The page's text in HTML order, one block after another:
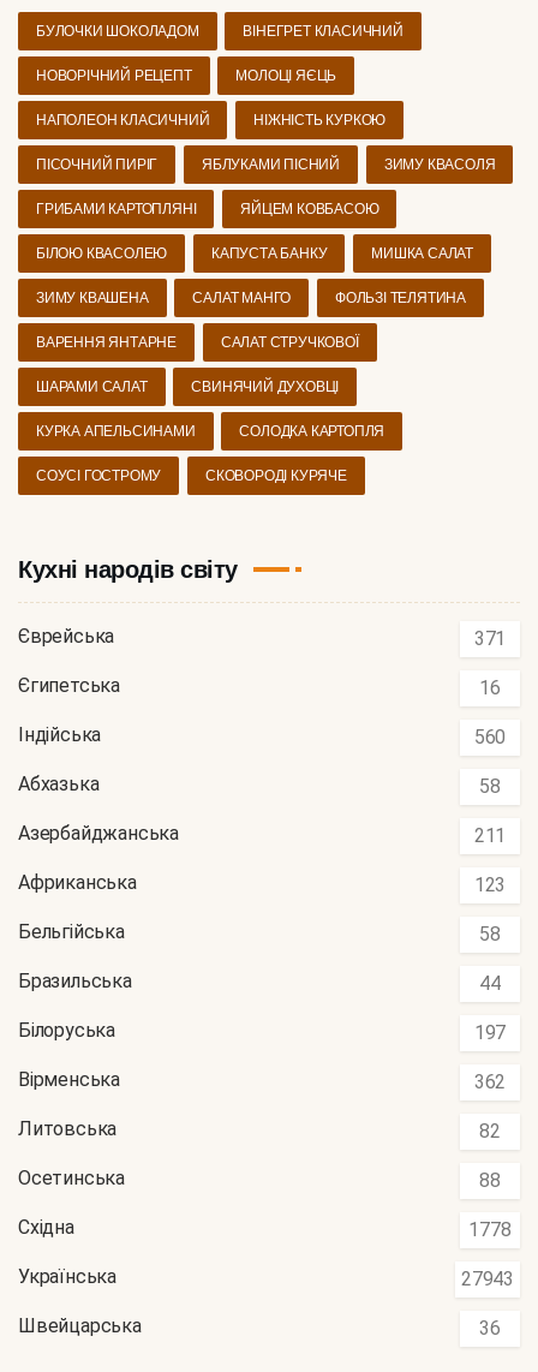
БУЛОЧКИ ШОКОЛАДОМ ВІНЕГРЕТ КЛАСИЧНИЙ
НОВОРІЧНИЙ РЕЦЕПТ МОЛОЦІ ЯЄЦЬ
НАПОЛЕОН КЛАСИЧНИЙ НІЖНІСТЬ КУРКОЮ
ПІСОЧНИЙ ПИРІГ ЯБЛУКАМИ ПІСНИЙ ЗИМУ КВАСОЛЯ
ГРИБАМИ КАРТОПЛЯНІ ЯЙЦЕМ КОВБАСОЮ
БІЛОЮ КВАСОЛЕЮ КАПУСТА БАНКУ МИШКА САЛАТ
ЗИМУ КВАШЕНА САЛАТ МАНГО ФОЛЬЗІ ТЕЛЯТИНА
ВАРЕННЯ ЯНТАРНЕ САЛАТ СТРУЧКОВОЇ
ШАРАМИ САЛАТ СВИНЯЧИЙ ДУХОВЦІ
КУРКА АПЕЛЬСИНАМИ СОЛОДКА КАРТОПЛЯ
СОУСІ ГОСТРОМУ СКОВОРОДІ КУРЯЧЕ
Кухні народів світу
Єврейська 371
Єгипетська 16
Індійська 560
Абхазька 58
Азербайджанська 211
Африканська 123
Бельгійська 58
Бразильська 44
Білоруська 197
Вірменська 362
Литовська 82
Осетинська 88
Східна 1778
Українська 27943
Швейцарська 36